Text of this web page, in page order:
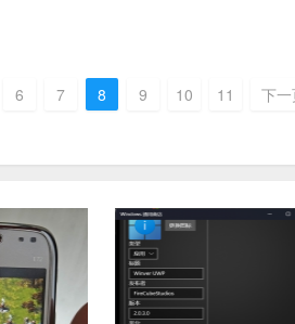
6 7 8 9 10 11 下